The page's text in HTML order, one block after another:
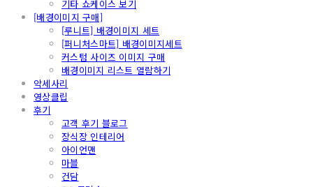
기타 쇼케이스 보기
[배경이미지 구매]
[루니트] 배경이미지 세트
[퍼니처스마트] 배경이미지세트
커스텀 사이즈 이미지 구매
배경이미지 리스트 열람하기
악세사리
영상클립
후기
고객 후기 블로그
장식장 인테리어
아이언맨
마블
건담